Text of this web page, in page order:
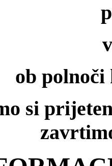
ob polnoči
si